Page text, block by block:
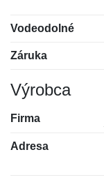
Vodeodolné
Záruka
Výrobca
Firma
Adresa